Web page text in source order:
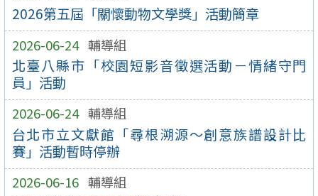
2026第五屆「關懷動物文學獎」活動簡章
2026-06-24 輔導組
北臺八縣市「校園短影音徵選活動－情緒守門
員」活動
2026-06-24 輔導組
台北市立文獻館「尋根溯源～創意族譜設計比
賽」活動暫時停辦
2026-06-16 輔導組